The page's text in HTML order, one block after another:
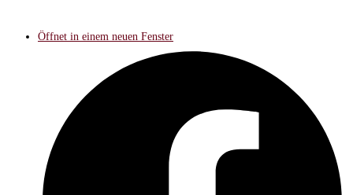
Öffnet in einem neuen Fenster